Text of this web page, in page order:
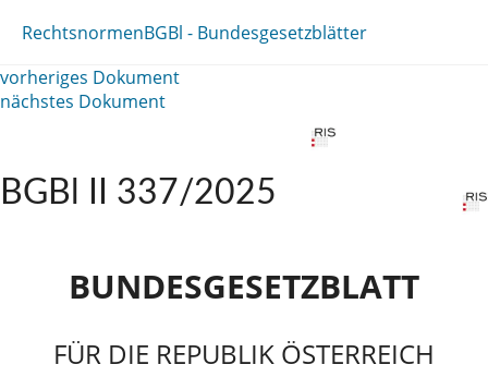
RechtsnormenBGBl - Bundesgesetzblätter
vorheriges Dokument
nächstes Dokument
BGBl II 337/2025
BUNDESGESETZBLATT
FÜR DIE REPUBLIK ÖSTERREICH